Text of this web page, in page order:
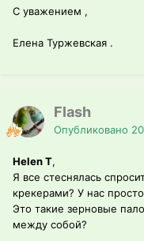
С уважением ,
Елена Туржевская .
Flash
Опубликовано
Helen T,
Я все стеснялась
крекерами? У нас
Это такие зерновые
между собой?